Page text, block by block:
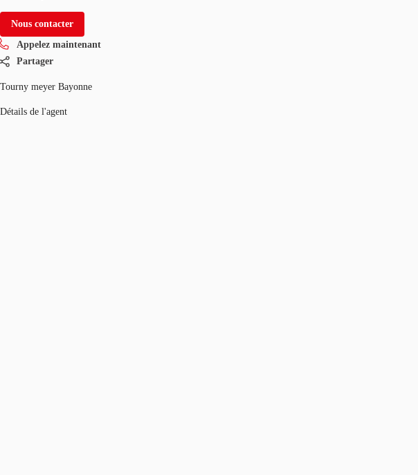
Nous contacter
Appelez maintenant
Partager
Tourny meyer Bayonne
Détails de l'agent